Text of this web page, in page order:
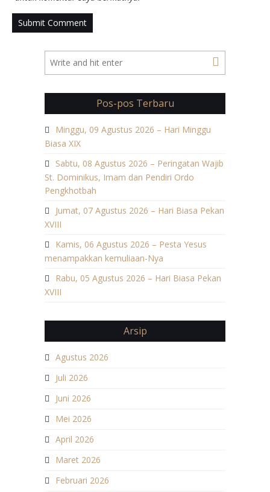
Pos-pos Terbaru
Minggu, 09 Agustus 2026 – Hari Minggu
Biasa XIX
Sabtu, 08 Agustus 2026 – Peringatan Wajib
St. Dominikus, Imam dan Pendiri Ordo
Pengkhotbah
Jumat, 07 Agustus 2026 – Hari Biasa Pekan
XVIII
Kamis, 06 Agustus 2026 – Pesta Yesus
menampakkan kemuliaan-Nya
Rabu, 05 Agustus 2026 – Hari Biasa Pekan
XVIII
Arsip
Agustus 2026
Juli 2026
Juni 2026
Mei 2026
April 2026
Maret 2026
Februari 2026